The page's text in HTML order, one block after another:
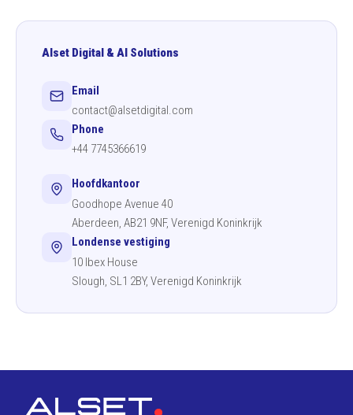
Alset Digital & AI Solutions
Email
contact@alsetdigital.com
Phone
+44 7745366619
Hoofdkantoor
Goodhope Avenue 40
Aberdeen, AB21 9NF, Verenigd Koninkrijk
Londense vestiging
10 Ibex House
Slough, SL1 2BY, Verenigd Koninkrijk